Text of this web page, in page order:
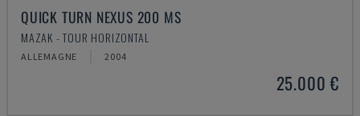
QUICK TURN NEXUS 200 MS
MAZAK - TOUR HORIZONTAL
ALLEMAGNE 2004
25.000 €